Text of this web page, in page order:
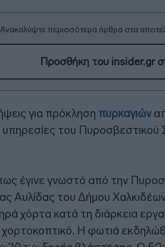
Ανακαλύψτε περισσότερα άρθρα στα
Προσθήκη του insider.gr
για πρόκληση πυρκαγιών
υπηρεσίες του
έγινε γνωστό από την
Αυλίδας του Δήμου
χόρτα κατά τη διάρκεια
χορτοκοπτικό. Η φωτιά